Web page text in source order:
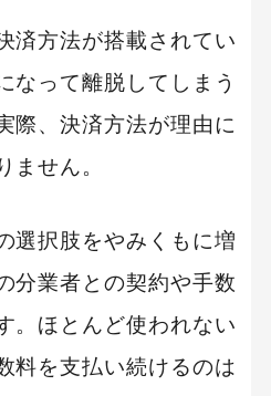
済方法が搭載されてい
なって離脱してしまう
際、決済方法が理由に
ません。
選択肢をやみくもに増
分業者との契約や手数
。ほとんど使われない
料を支払い続けるのは